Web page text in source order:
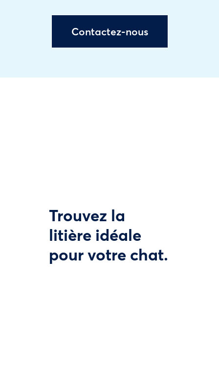
Contactez-nous
Trouvez la
litière idéale
pour votre chat.